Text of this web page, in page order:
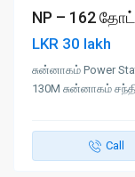
NP – 162
LKR 30 lakh
சுன்னாகம் Power
130M சுன்னாகம்
Call